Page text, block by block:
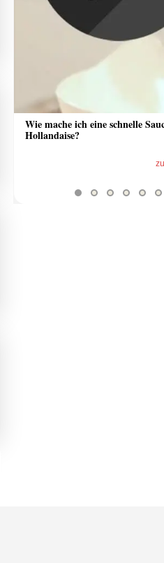
Wie mache ich eine schnelle
Hollandaise?